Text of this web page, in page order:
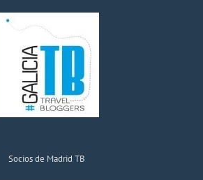
Socios de Madrid TB